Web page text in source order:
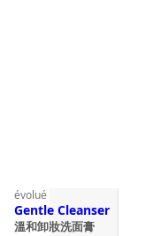
évolué
Gentle Cleanser
溫和卸妝洗面膏